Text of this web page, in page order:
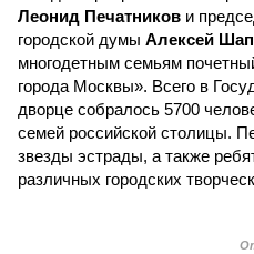
Леонид Печатников и
городской думы Алексей
многодетным семьям
города Москвы». Всего в
дворце собралось 5700
семей российской столицы.
звезды эстрады, а также
различных городских